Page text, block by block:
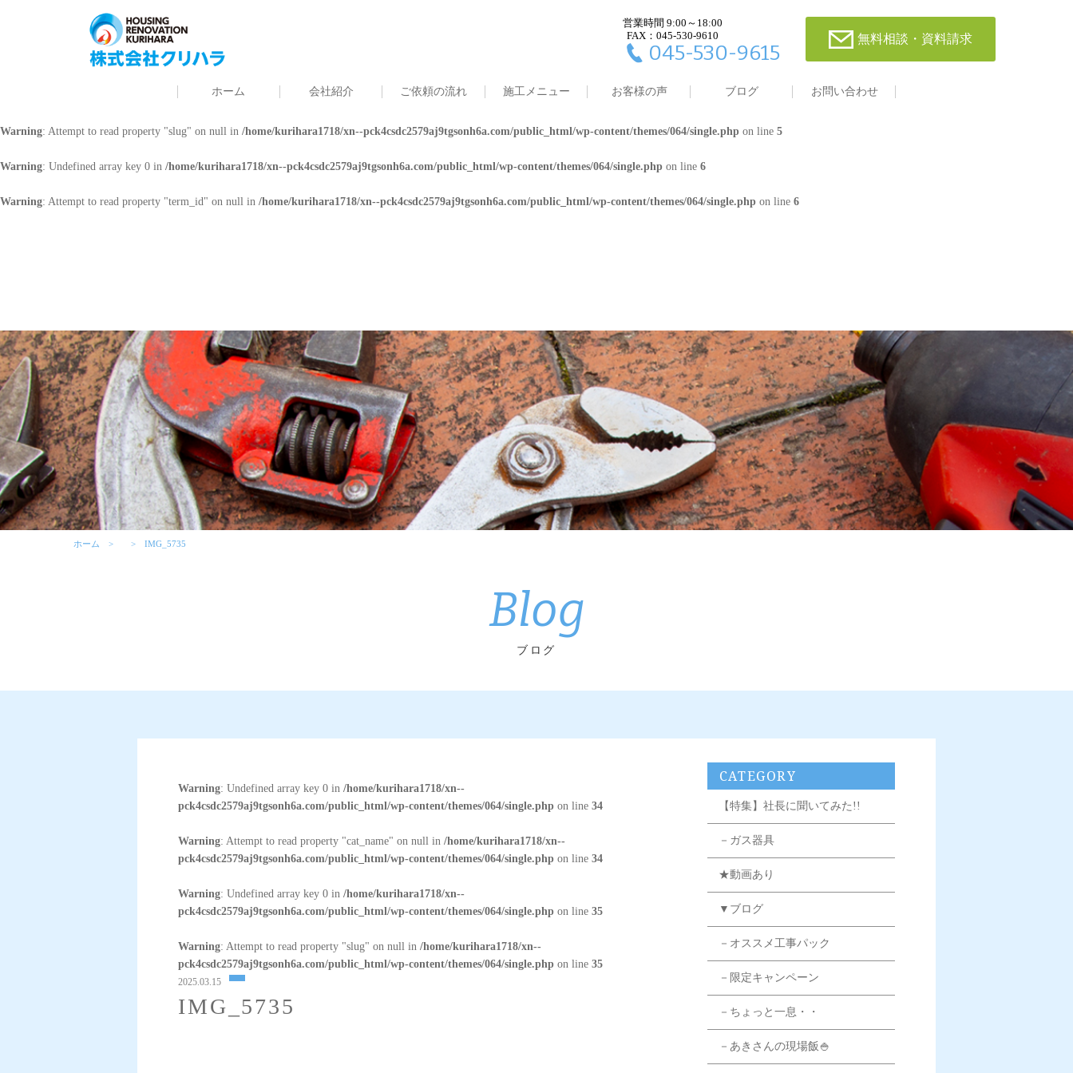
営業時間 9:00～18:00
FAX：045-530-9610
045-530-9615
無料相談・資料請求
ホーム 会社紹介 ご依頼の流れ 施工メニュー お客様の声 ブログ お問い合わせ
: Undefined array key 0 in/home/kurihara1718/xn--pck4csdc2579aj9tgsonh6a.com/public_html/wp-content/themes/064/single.phpon line4
: Attempt to read property "cat_name" on null in /home/kurihara1718/xn--pck4csdc2579aj9tgsonh6a.com/public_html/wp-content/themes/064/single.phpon line 4
/home/kurihara1718/xn--pck4csdc2579aj9tgsonh6a.com/public_html/wp-content/themes/064/single.phpon line
Warning: Attempt to read property "slug" on null in /home/kurihara1718/xn--pck4csdc2579aj9tgsonh6a.com/public_html/wp-content/themes/064/single.php on line 5
Warning: Undefined array key 0 in /home/kurihara1718/xn--pck4csdc2579aj9tgsonh6a.com/public_html/wp-content/themes/064/single.php on line 6
Warning: Attempt to read property "term_id" on null in /home/kurihara1718/xn--pck4csdc2579aj9tgsonh6a.com/public_html/wp-content/themes/064/single.php on line 6
ホーム IMG_5735
Blog
ブログ
Warning: Undefined array key 0 in/home/kurihara1718/xn--
pck4csdc2579aj9tgsonh6a.com/public_html/wp-content/themes/064/single.php on line34
Warning: Attempt to read property "cat_name" on null in/home/kurihara1718/xn--
pck4csdc2579aj9tgsonh6a.com/public_html/wp-content/themes/064/single.php on line34
Warning: Undefined array key 0 in/home/kurihara1718/xn--
pck4csdc2579aj9tgsonh6a.com/public_html/wp-content/themes/064/single.php on line35
Warning: Attempt to read property "slug" on null in/home/kurihara1718/xn--
pck4csdc2579aj9tgsonh6a.com/public_html/wp-content/themes/064/single.php on line35
2025.03.15
IMG_5735
CATEGORY
【特集】社長に聞いてみた!!
－ガス器具
★動画あり
▼ブログ
－オススメ工事パック
－限定キャンペーン
－ちょっと一息・・
－あきさんの現場飯🍚